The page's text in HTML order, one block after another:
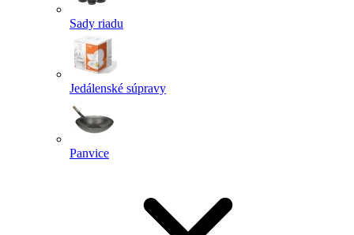
Sady riadu
Jedálenské súpravy
Panvice